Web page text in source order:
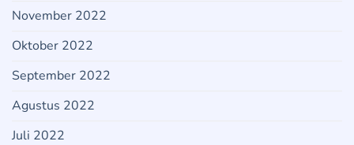
November 2022
Oktober 2022
September 2022
Agustus 2022
Juli 2022